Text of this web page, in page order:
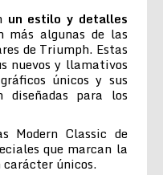
un estilo y detalles
más algunas de las
de Triumph. Estas
nuevos y llamativos
únicos y sus
diseñadas para los
Modern Classic de
que marcan la
únicos.